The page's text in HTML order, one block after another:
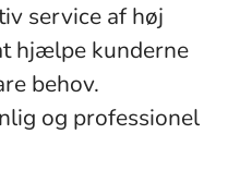
service af høj
hjælpe kunderne
behov.
og professionel